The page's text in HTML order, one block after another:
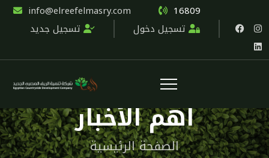
info@elreefelmasry.com
16809
اهم الأخبار
الصفحة الرئيسية